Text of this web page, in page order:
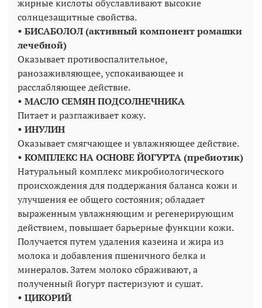
жирные кислоты обуславливают высокие
солнцезащитные свойства.
• БИСАБОЛОЛ (активный компонент ромашки
лечебной)
Оказывает противоспалительное,
ранозаживляющее, успокаивающее и
расслабляющее действие.
• МАСЛО СЕМЯН ПОДСОЛНЕЧНИКА
Питает и разглаживает кожу.
• ИНУЛИН
Оказывает смягчающее и увлажняющее действие.
• КОМПЛЕКС НА ОСНОВЕ ЙОГУРТА (пребиотик)
Натуральный комплекс микробиологического
происхождения для поддержания баланса кожи и
улучшения ее общего состояния; обладает
выраженным увлажняющим и регенерирующим
действием, повышает барьерные функции кожи.
Получается путем удаления казеина и жира из
молока и добавления пшеничного белка и
минералов. Затем молоко сбраживают, а
полученный йогурт пастеризуют и сушат.
• ЦИКОРИЙ